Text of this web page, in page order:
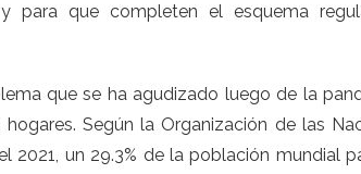
para que completen el esquema
que se ha agudizado luego de la
Según la Organización de las
2021, un 29.3% de la población mundial